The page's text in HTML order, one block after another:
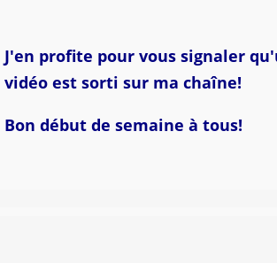
J'en profite pour vous signaler
vidéo est sorti sur ma chaîne!
Bon début de semaine à tous!